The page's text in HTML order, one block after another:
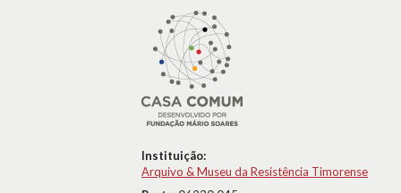
Instituição:
Arquivo & Museu da Resistência Timorense